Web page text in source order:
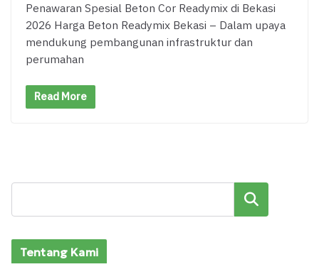
Penawaran Spesial Beton Cor Readymix di Bekasi
2026 Harga Beton Readymix Bekasi – Dalam upaya
mendukung pembangunan infrastruktur dan
perumahan
Read More
Cari
Tentang Kami